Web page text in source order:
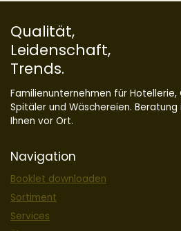
Qualität,
Leidenschaft,
Trends.
Familienunternehmen für Hotellerie,
Spitäler und Wäschereien.
Ihnen vor Ort.
Navigation
Booklet downloaden
Sortiment
Services